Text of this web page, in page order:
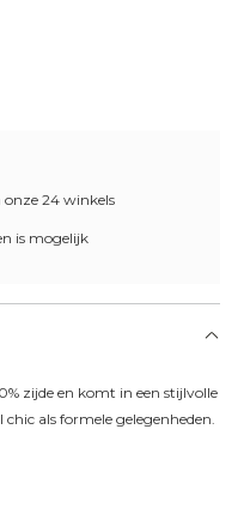
24 winkels
is mogelijk
zijde en komt in een stijlvolle
als formele gelegenheden.